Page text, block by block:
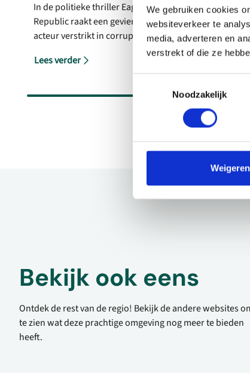
We gebruiken cookies
websiteverkeer te
media, adverteren en
verstrekt of die ze
Noodzakelijk
Weigeren
In de politieke thriller Eagles of the
Republic raakt een gevierde Egyptische
acteur verstrikt in corruptie, propaganda
en de machtsspelletjes van de elite. De
film van Tarik Saleh ging in 2025 in
Lees verder
Bekijk ook eens
Ontdek de rest van de regio! Bekijk de andere websites
te zien wat deze prachtige omgeving nog meer te bieden
heeft.